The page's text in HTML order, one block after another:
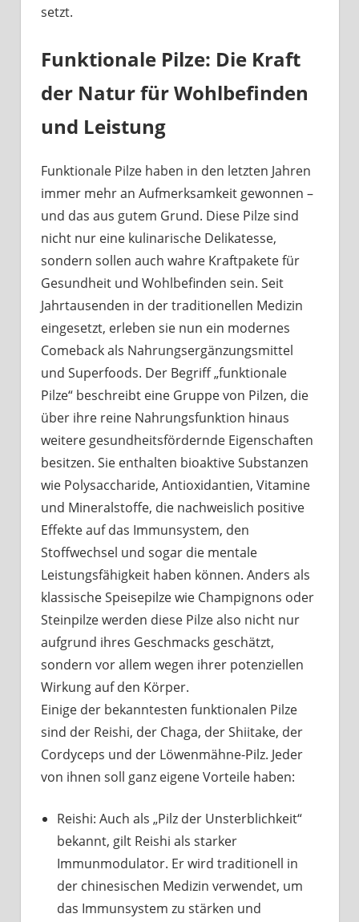
setzt.
Funktionale Pilze: Die Kraft
der Natur für Wohlbefinden
und Leistung
Funktionale Pilze haben in den letzten Jahren
immer mehr an Aufmerksamkeit gewonnen –
und das aus gutem Grund. Diese Pilze sind
nicht nur eine kulinarische Delikatesse,
sondern sollen auch wahre Kraftpakete für
Gesundheit und Wohlbefinden sein. Seit
Jahrtausenden in der traditionellen Medizin
eingesetzt, erleben sie nun ein modernes
Comeback als Nahrungsergänzungsmittel
und Superfoods. Der Begriff „funktionale
Pilze“ beschreibt eine Gruppe von Pilzen, die
über ihre reine Nahrungsfunktion hinaus
weitere gesundheitsfördernde Eigenschaften
besitzen. Sie enthalten bioaktive Substanzen
wie Polysaccharide, Antioxidantien, Vitamine
und Mineralstoffe, die nachweislich positive
Effekte auf das Immunsystem, den
Stoffwechsel und sogar die mentale
Leistungsfähigkeit haben können. Anders als
klassische Speisepilze wie Champignons oder
Steinpilze werden diese Pilze also nicht nur
aufgrund ihres Geschmacks geschätzt,
sondern vor allem wegen ihrer potenziellen
Wirkung auf den Körper.
Einige der bekanntesten funktionalen Pilze
sind der Reishi, der Chaga, der Shiitake, der
Cordyceps und der Löwenmähne-Pilz. Jeder
von ihnen soll ganz eigene Vorteile haben:
Reishi: Auch als „Pilz der Unsterblichkeit“
bekannt, gilt Reishi als starker
Immunmodulator. Er wird traditionell in
der chinesischen Medizin verwendet, um
das Immunsystem zu stärken und